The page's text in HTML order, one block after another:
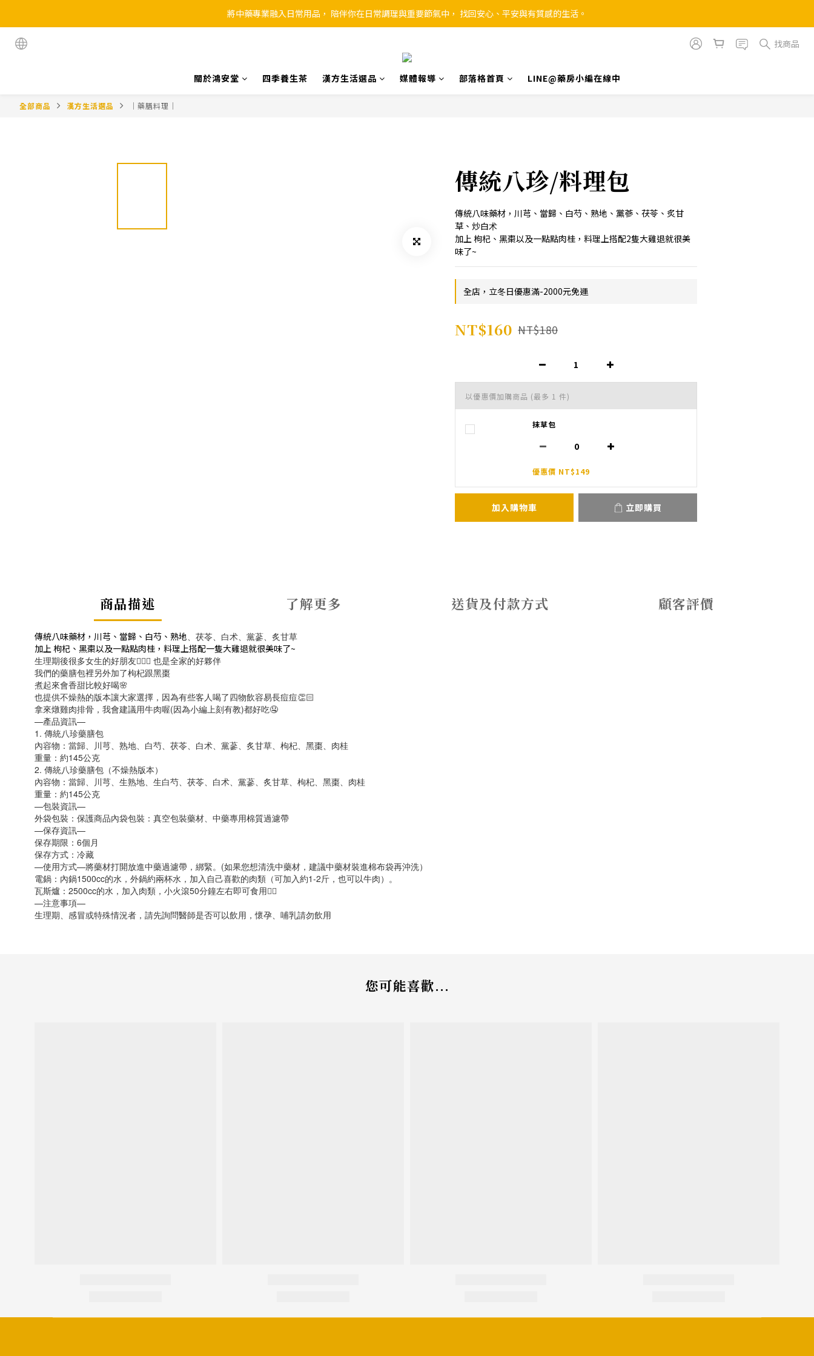
將中藥專業融入日常用品， 陪伴你在日常調理與重要節氣中， 找回安心、平安與有質感的生活。
找商品
關於鴻安堂 四季養生茶 漢方生活選品 媒體報導 部落格首頁 LINE@藥房小編在線中
全部商品 漢方生活選品 ｜藥膳料理｜
傳統八珍/料理包
傳統八味藥材，川芎、當歸、白芍、熟地、黨蔘、茯苓、炙甘
草、炒白术
加上 枸杞、黑棗以及一點點肉桂，料理上搭配2隻大雞退就很美
味了~
全店，立冬日優惠滿-2000元免運
NT$160 NT$180
以優惠價加購商品 (最多 1 件)
抹草包
優惠價 NT$149
加入購物車 立即購買
商品描述 了解更多 送貨及付款方式 顧客評價
傳統八味藥材，川芎、當歸、白芍、熟地、 茯苓、白术、黨蔘、炙甘草
加上 枸杞、黑棗以及一點點肉桂，料理上搭配一隻大雞退就很美味了~
生理期後很多女生的好朋友🙋🏻‍♀️ 也是全家的好夥伴
我們的藥膳包裡另外加了枸杞跟黑棗
煮起來會香甜比較好喝🌸
也提供不燥熱的版本讓大家選擇，因為有些客人喝了四物飲容易長痘痘👏🏻
拿來燉雞肉排骨，我會建議用牛肉喔(因為小編上刻有教)都好吃🤤
—產品資訊—
1. 傳統八珍藥膳包
內容物：當歸、川芎、熟地、白芍、茯苓、白术、黨蔘、炙甘草、枸杞、黑棗、肉桂
重量：約145公克
2. 傳統八珍藥膳包（不燥熱版本）
內容物：當歸、川芎、生熟地、生白芍、茯苓、白术、黨蔘、炙甘草、枸杞、黑棗、肉桂
重量：約145公克
—包裝資訊—
外袋包裝：保護商品內袋包裝：真空包裝藥材、中藥專用棉質過濾帶
—保存資訊—
保存期限：6個月
保存方式：冷藏
—使用方式—將藥材打開放進中藥過濾帶，綁緊。(如果您想清洗中藥材，建議中藥材裝進棉布袋再沖洗）
電鍋：內鍋1500cc的水，外鍋約兩杯水，加入自己喜歡的肉類（可加入約1-2斤，也可以牛肉）。
瓦斯爐：2500cc的水，加入肉類，小火滾50分鐘左右即可食用👍🏻
—注意事項—
生理期、感冒或特殊情況者，請先詢問醫師是否可以飲用，懷孕、哺乳請勿飲用
您可能喜歡...